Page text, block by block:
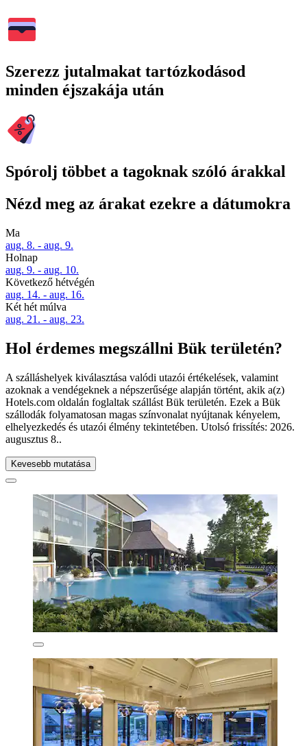
Szerezz jutalmakat tartózkodásod
minden éjszakája után
Spórolj többet a tagoknak szóló árakkal
Nézd meg az árakat ezekre a dátumokra
Ma
aug. 8. - aug. 9.
Holnap
aug. 9. - aug. 10.
Következő hétvégén
aug. 14. - aug. 16.
Két hét múlva
aug. 21. - aug. 23.
Hol érdemes megszállni Bük területén?
A szálláshelyek kiválasztása valódi utazói értékelések, valamint
azoknak a vendégeknek a népszerűsége alapján történt, akik a(z)
Hotels.com oldalán foglaltak szállást Bük területén. Ezek a Bük
szállodák folyamatosan magas színvonalat nyújtanak kényelem,
elhelyezkedés és utazói élmény tekintetében. Utolsó frissítés: 2026.
augusztus 8..
Kevesebb mutatása